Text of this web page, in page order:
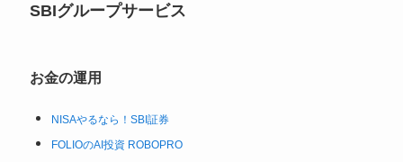
SBIグループサービス
お金の運用
NISAやるなら！SBI証券
FOLIOのAI投資 ROBOPRO